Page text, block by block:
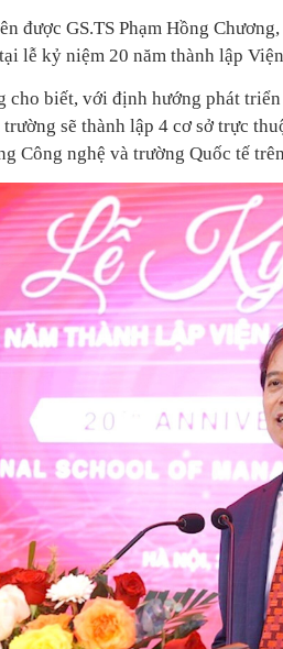
được GS.TS Phạm Hồng
lễ kỷ niệm 20 năm thành lập
cho biết, với định hướng phát
sẽ thành lập 4 cơ sở trực
Công nghệ và trường Quốc tế